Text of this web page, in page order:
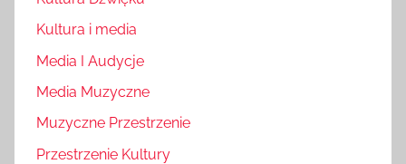
Kultura i media
Media I Audycje
Media Muzyczne
Muzyczne Przestrzenie
Przestrzenie Kultury